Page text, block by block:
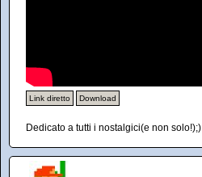
Link diretto Download
Dedicato a tutti i nostalgici(e non solo!);)